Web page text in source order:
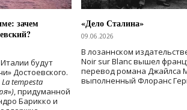
зачем
будут
Достоевского.
La tempesta
»), придуманной
Барикко и
«Дело Сталина»
09.06.2026
В лозаннском
Noir sur Blanc вышел
перевод романа Джайлса
выполненный Флоранс